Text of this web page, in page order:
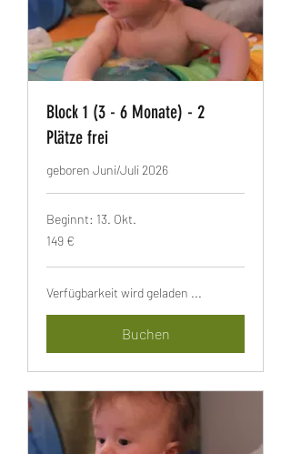
Block 1 (3 - 6 Monate) - 2
Plätze frei
geboren Juni/Juli 2026
Beginnt: 13. Okt.
149
Euro
149 €
Verfügbarkeit wird geladen ...
Buchen